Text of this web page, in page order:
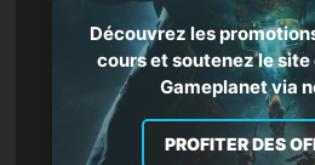
Découvrez les
cours et soutenez le
Gameplanet via
PROFITER DES